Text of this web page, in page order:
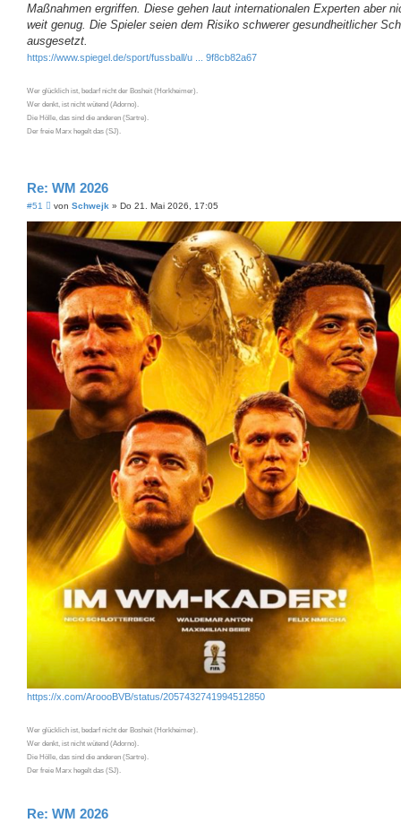
Maßnahmen ergriffen. Diese gehen laut internationalen Experten aber
weit genug. Die Spieler seien dem Risiko schwerer gesundheitlicher
ausgesetzt.
https://www.spiegel.de/sport/fussball/u ... 9f8cb82a67
Wer glücklich ist, bedarf nicht der Bosheit (Horkheimer).
Wer denkt, ist nicht wütend (Adorno).
Die Hölle, das sind die anderen (Sartre).
Der freie Marx hegelt das (SJ).
Re: WM 2026
#51
B
i
t
a
g
von Schwejk » Do 21. Mai 2026, 17:05
https://x.com/AroooBVB/status/2057432741994512850
Wer glücklich ist, bedarf nicht der Bosheit (Horkheimer).
Wer denkt, ist nicht wütend (Adorno).
Die Hölle, das sind die anderen (Sartre).
Der freie Marx hegelt das (SJ).
Re: WM 2026